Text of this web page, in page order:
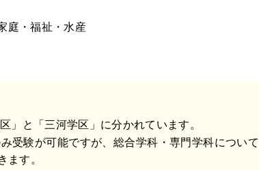
庭・福祉・水産
」と「三河学区」に分かれています。
受験が可能ですが、総合学科・専門学科について
ます。